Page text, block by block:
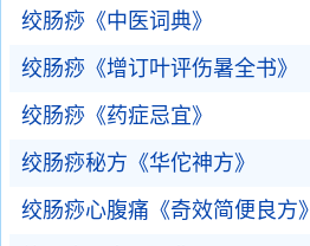
绞肠痧《中医词典》
绞肠痧《增订叶评伤暑全书》
绞肠痧《药症忌宜》
绞肠痧秘方《华佗神方》
绞肠痧心腹痛《奇效简便良方》